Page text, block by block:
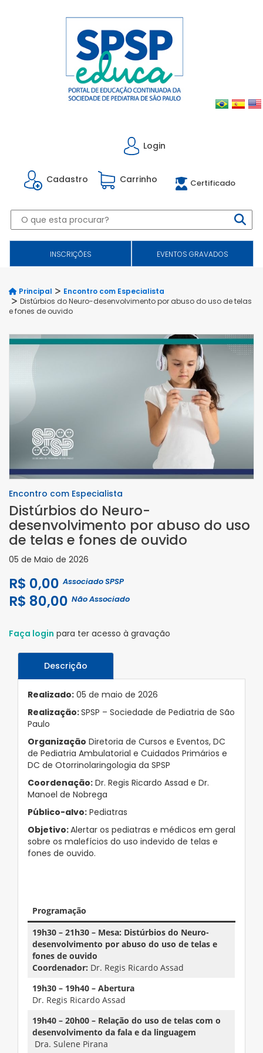
Login
Cadastro Carrinho Certificado
INSCRIÇÕES EVENTOS GRAVADOS
Principal
Encontro com Especialista
Distúrbios do Neuro-desenvolvimento por abuso do uso de telas
e fones de ouvido
Encontro com Especialista
Distúrbios do Neuro-
desenvolvimento por abuso do uso
de telas e fones de ouvido
05 de Maio de 2026
Associado SPSP
R$ 0,00
Não Associado
R$ 80,00
Faça login para ter acesso à gravação
Descrição
Realizado: 05 de maio de 2026
Realização:SPSP – Sociedade de Pediatria de São
Paulo
Organização Diretoria de Cursos e Eventos, DC
de Pediatria Ambulatorial e Cuidados Primários e
DC de Otorrinolaringologia da SPSP
Coordenação: Dr. Regis Ricardo Assad e Dr.
Manoel de Nobrega
Público-alvo: Pediatras
Objetivo:Alertar os pediatras e médicos em geral
sobre os malefícios do uso indevido de telas e
fones de ouvido.
Programação
19h30 – 21h30 – Mesa: Distúrbios do Neuro-
desenvolvimento por abuso do uso de telas e
fones de ouvido
Coordenador: Dr. Regis Ricardo Assad
19h30 – 19h40 – Abertura
Dr. Regis Ricardo Assad
19h40 – 20h00 – Relação do uso de telas com o
desenvolvimento da fala e da linguagem
Dra. Sulene Pirana